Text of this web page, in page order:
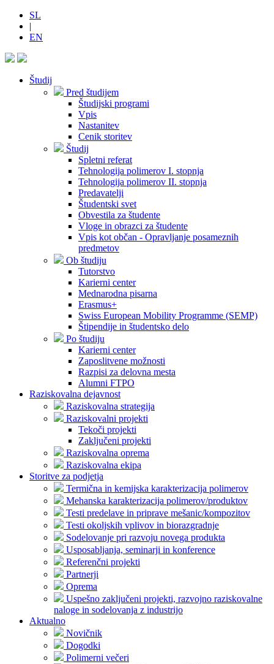
SL
|
EN
Študij
Pred študijem
Študijski programi
Vpis
Nastanitev
Cenik storitev
Študij
Spletni referat
Tehnologija polimerov I. stopnja
Tehnologija polimerov II. stopnja
Predavatelji
Študentski svet
Obvestila za študente
Vloge in obrazci za študente
Vpis kot občan - Opravljanje posameznih
predmetov
Ob študiju
Tutorstvo
Karierni center
Mednarodna pisarna
Erasmus+
Swiss European Mobility Programme (SEMP)
Štipendije in študentsko delo
Po študiju
Karierni center
Zaposlitvene možnosti
Razpisi za delovna mesta
Alumni FTPO
Raziskovalna dejavnost
Raziskovalna strategija
Raziskovalni projekti
Tekoči projekti
Zaključeni projekti
Raziskovalna oprema
Raziskovalna ekipa
Storitve za podjetja
Termična in kemijska karakterizacija polimerov
Mehanska karakterizacija polimerov/produktov
Testi predelave in priprave mešanic/kompozitov
Testi okoljskih vplivov in biorazgradnje
Sodelovanje pri razvoju novega produkta
Usposabljanja, seminarji in konference
Referenčni projekti
Partnerji
Oprema
Uspešno zaključeni projekti, razvojno raziskovalne
naloge in sodelovanja z industrijo
Aktualno
Novičnik
Dogodki
Polimerni večeri